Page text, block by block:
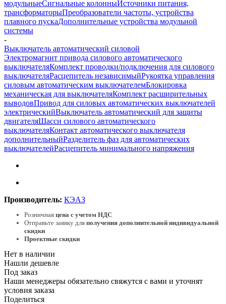
модульныеСигнальные колонныИсточники питания,
трансформаторыПреобразователи частоты, устройства
плавного пускаДополнительные устройства модульной
системы
-
Выключатель автоматический силовой
Электромагнит привода силового автоматического
выключателяКомплект проводки/подключения для силового
выключателяРасцепитель независимыйРукоятка управления
силовым автоматическим выключателемБлокировка
механическая для выключателяКомплект расширительных
выводовПривод для силовых автоматических выключателей
электрическийВыключатель автоматический для защиты
двигателяШасси силового автоматического
выключателяКонтакт автоматического выключателя
дополнительныйРазделитель фаз для автоматических
выключателейРасцепитель минимального напряжения
Производитель: КЭАЗ
Розничная цена с учетом НДС
Отправьте заявку для получения дополнительной индивидуальной
скидки
Проектные скидки
Нет в наличии
Нашли дешевле
Под заказ
Наши менеджеры обязательно свяжутся с вами и уточнят
условия заказа
Поделиться